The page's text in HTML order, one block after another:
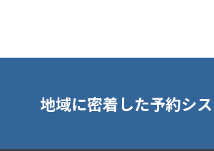
地域に密着した予約シ